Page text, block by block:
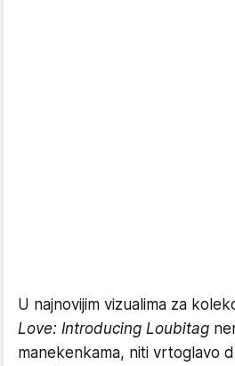
U najnovijim vizualima za
Love: Introducing Loubitag
manekenkama, niti vrtoglavo